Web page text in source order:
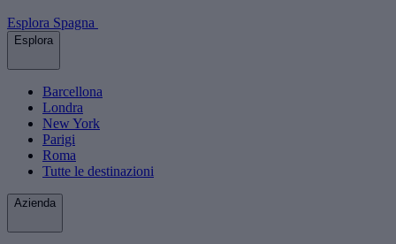
Esplora Spagna
Esplora
Barcellona
Londra
New York
Parigi
Roma
Tutte le destinazioni
Azienda